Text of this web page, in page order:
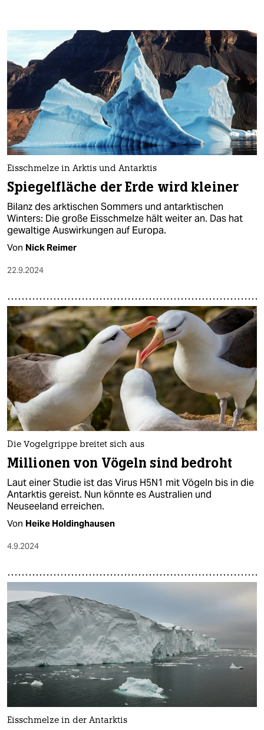
Eisschmelze in Arktis und Antarktis
Spiegelfläche der Erde wird kleiner
Bilanz des arktischen Sommers und antarktischen
Winters: Die große Eisschmelze hält weiter an. Das hat
gewaltige Auswirkungen auf Europa.
Von Nick Reimer
22.9.2024
Die Vogelgrippe breitet sich aus
Millionen von Vögeln sind bedroht
Laut einer Studie ist das Virus H5N1 mit Vögeln bis in die
Antarktis gereist. Nun könnte es Australien und
Neuseeland erreichen.
Von Heike Holdinghausen
4.9.2024
Eisschmelze in der Antarktis